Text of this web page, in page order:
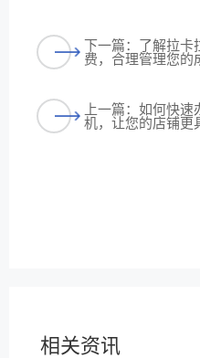
下一篇：了解拉卡
费，合理管理您的
上一篇：如何快
机，让您的店铺更
相关资讯